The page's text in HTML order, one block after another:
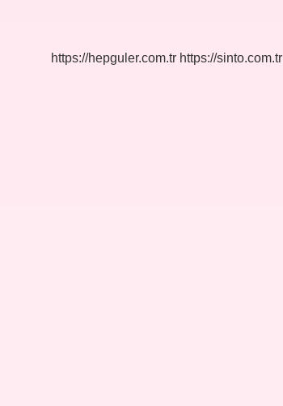
https://hepguler.com.tr https://sinto.com.tr